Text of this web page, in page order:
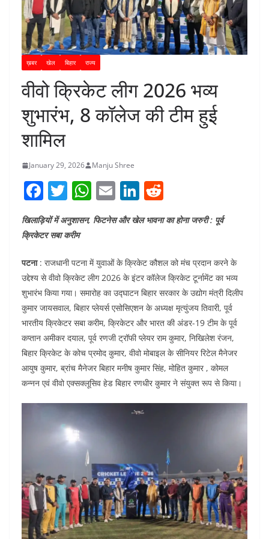
ख़बर खेल बिहार राज्य
वीवो क्रिकेट लीग 2026 भव्य
शुभारंभ, 8 कॉलेज की टीम हुई
शामिल
January 29, 2026 Manju Shree
F
a
c
b
o
o
k
T
itt
W
h
at
A
p
p
E
m
ai
Li
k
dI
n
d
t
खिलाड़ियों में अनुशासन, फिटनेस और खेल भावना का होना जरुरी : पूर्व
क्रिकेटर सबा करीम
पटना: राजधानी पटना में युवाओं के क्रिकेट कौशल को मंच प्रदान करने के
उद्देश्य से वीवो क्रिकेट लीग 2026 के इंटर कॉलेज क्रिकेट टूर्नामेंट का भव्य
शुभारंभ किया गया। समारोह का उद्घाटन बिहार सरकार के उद्योग मंत्री दिलीप
कुमार जायसवाल, बिहार प्लेयर्स एसोसिएशन के अध्यक्ष मृत्युंजय तिवारी, पूर्व
भारतीय क्रिकेटर सबा करीम, क्रिकेटर और भारत की अंडर-19 टीम के पूर्व
कप्तान अमीकर दयाल, पूर्व रणजी ट्रॉफी प्लेयर राम कुमार, निखिलेश रंजन,
बिहार क्रिकेट के कोच प्रमोद कुमार, वीवो मोबाइल के सीनियर रिटेल मैनेजर
आयुष कुमार, ब्रांच मैनेजर बिहार मनीष कुमार सिंह, मोहित कुमार , कोमल
कन्नन एवं वीवो एक्सक्लूसिव हेड बिहार रणधीर कुमार ने संयुक्त रूप से किया।